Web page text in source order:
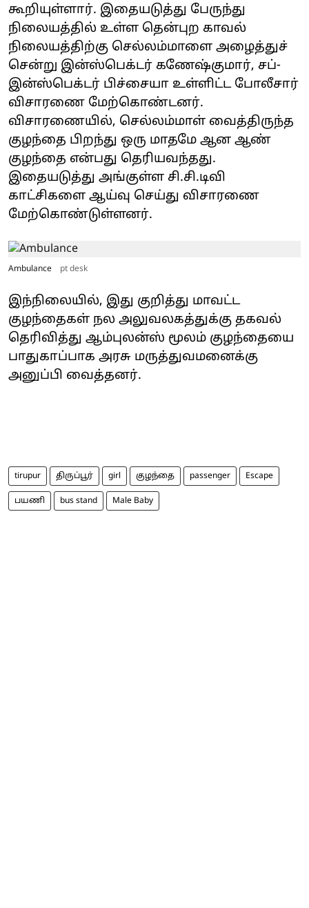
கூறியுள்ளார். இதையடுத்து பேருந்து
நிலையத்தில் உள்ள தென்புற காவல்
நிலையத்திற்கு செல்லம்மாளை அழைத்துச்
சென்று இன்ஸ்பெக்டர் கணேஷ்குமார், சப்-
இன்ஸ்பெக்டர் பிச்சையா உள்ளிட்ட போலீசார்
விசாரணை மேற்கொண்டனர்.
விசாரணையில், செல்லம்மாள் வைத்திருந்த
குழந்தை பிறந்து ஒரு மாதமே ஆன ஆண்
குழந்தை என்பது தெரியவந்தது.
இதையடுத்து அங்குள்ள சி.சி.டிவி
காட்சிகளை ஆய்வு செய்து விசாரணை
மேற்கொண்டுள்ளனர்.
Ambulance pt desk
இந்நிலையில், இது குறித்து மாவட்ட
குழந்தைகள் நல அலுவலகத்துக்கு தகவல்
தெரிவித்து ஆம்புலன்ஸ் மூலம் குழந்தையை
பாதுகாப்பாக அரசு மருத்துவமனைக்கு
அனுப்பி வைத்தனர்.
tirupur திருப்பூர் girl குழந்தை passenger Escape
பயணி bus stand Male Baby